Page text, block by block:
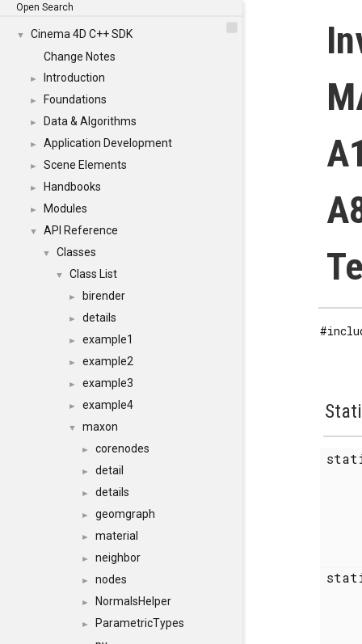
Open Search
▼
Cinema 4D C++ SDK
Change Notes
► Introduction
► Foundations
► Data & Algorithms
► Application Development
► Scene Elements
► Handbooks
► Modules
▼ API Reference
▼ Classes
▼ Class List
► birender
► details
► example1
► example2
► example3
► example4
▼ maxon
► corenodes
► detail
► details
► geomgraph
► material
► neighbor
► nodes
► NormalsHelper
► ParametricTypes